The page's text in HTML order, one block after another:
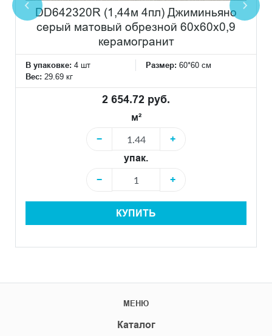
DD642320R (1,44м 4пл) Джиминьяно
серый матовый обрезной 60х60x0,9
керамогранит
В упаковке: 4 шт Размер: 60*60 см
Вес: 29.69 кг
2 654.72 руб.
м²
−
+
упак.
−
+
КУПИТЬ
МЕНЮ
Каталог